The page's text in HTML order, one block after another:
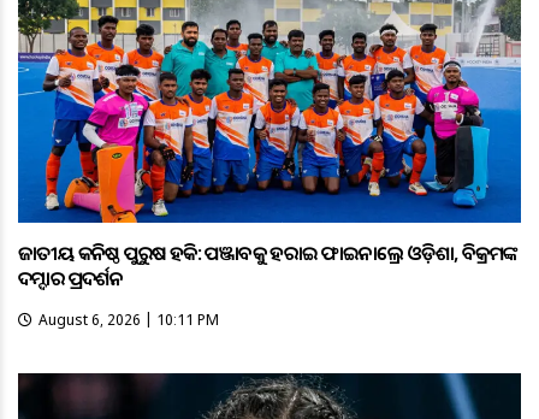
ଜାତୀୟ କନିଷ୍ଠ ପୁରୁଷ ହକି: ପଞ୍ଜାବକୁ ହରାଇ ଫାଇନାଲ୍ରେ ଓଡ଼ିଶା, ବିକ୍ରମଙ୍କ
ଦମ୍ଦାର ପ୍ରଦର୍ଶନ
August 6, 2026 | 10:11 PM